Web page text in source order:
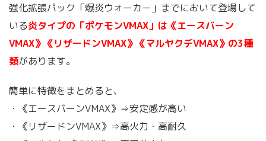
強化拡張パック「爆炎ウォーカー」までにおいて登場して
いる炎タイプの「ポケモンVMAX」は《エースバーン
VMAX》《リザードンVMAX》《マルヤクデVMAX》の3種
類があります。
簡単に特徴をまとめると、
・《エースバーンVMAX》⇒安定感が高い
・《リザードンVMAX》⇒高火力・高耐久